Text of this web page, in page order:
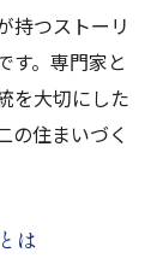
ーム提案
高める方法
ント
ムの選び方
改修術
持つストーリ
す。専門家と
を大切にした
の住まいづく
は